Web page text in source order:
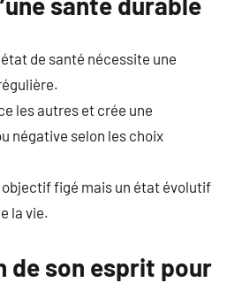
de santé nécessite une
les autres et crée une
négative selon les choix
objectif figé mais un état évolutif
la vie.
de son esprit pour